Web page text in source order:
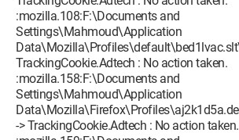
:mozilla.108:F:\Documents and
Settings\Mahmoud\Application
TrackingCookie.Adtech : No action taken.
:mozilla.158:F:\Documents and
Settings\Mahmoud\Application
-> TrackingCookie.Adtech : No action taken.